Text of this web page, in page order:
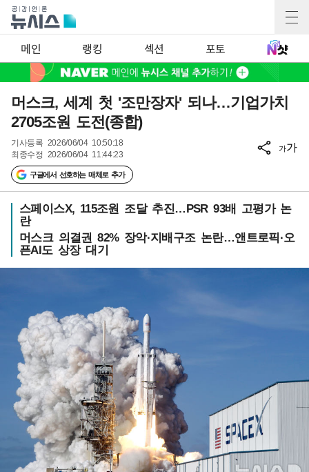
메인 랭킹 섹션 포토
머스크, 세계 첫 '조만장자' 되나…기업가치
2705조원 도전(종합)
기사등록 2026/06/04 10:50:18
최종수정 2026/06/04 11:44:23
구글에서 선호하는 매체로 추가
가가
스페이스X, 115조원 조달 추진…PSR 93배 고평가 논
란
머스크 의결권 82% 장악·지배구조 논란…앤트로픽·오
픈AI도 상장 대기